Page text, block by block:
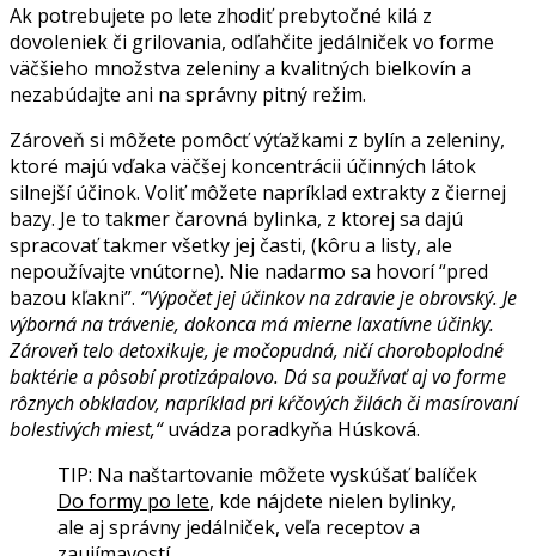
Ak potrebujete po lete zhodiť prebytočné kilá z
dovoleniek či grilovania, odľahčite jedálniček vo forme
väčšieho množstva zeleniny a kvalitných bielkovín a
nezabúdajte ani na správny pitný režim.
Zároveň si môžete pomôcť výťažkami z bylín a zeleniny,
ktoré majú vďaka väčšej koncentrácii účinných látok
silnejší účinok. Voliť môžete napríklad extrakty z čiernej
bazy. Je to takmer čarovná bylinka, z ktorej sa dajú
spracovať takmer všetky jej časti, (kôru a listy, ale
nepoužívajte vnútorne). Nie nadarmo sa hovorí “pred
bazou kľakni”. “Výpočet jej účinkov na zdravie je obrovský. Je
výborná na trávenie, dokonca má mierne laxatívne účinky.
Zároveň telo detoxikuje, je močopudná, ničí choroboplodné
baktérie a pôsobí protizápalovo. Dá sa používať aj vo forme
rôznych obkladov, napríklad pri kŕčových žilách či masírovaní
bolestivých miest,“uvádza poradkyňa Húsková.
TIP: Na naštartovanie môžete vyskúšať balíček
Do formy po lete, kde nájdete nielen bylinky,
ale aj správny jedálniček, veľa receptov a